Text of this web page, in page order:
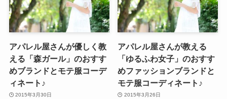
アパレル屋さんが優しく教
える「森ガール」のおすす
めブランドとモテ服コーデ
ィネート♪
2015年3月30日
アパレル屋さんが教える
「ゆるふわ女子」のおすす
めファッションブランドと
モテ服コーディネート♪
2015年3月26日